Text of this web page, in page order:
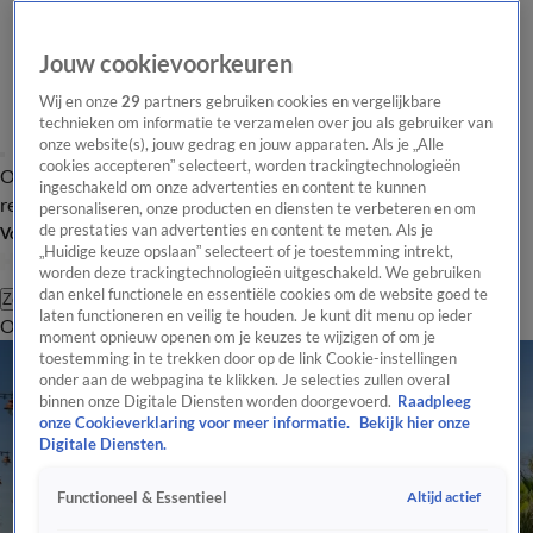
Overzicht Laatste nieuws Regionieuws Het beste van Hart
Tip de
redactie
Volg Hart van Nederland
Zoeken
OverzichtRegioUitzendingenWeerTip de redactiePanelVideo's
Jouw cookievoorkeuren
Wij en onze29 partners gebruiken cookies en vergelijkbare
technieken om informatie te verzamelen over jou als gebruiker van
onze website(s), jouw gedrag en jouw apparaten. Als je „Alle
cookies accepteren” selecteert, worden trackingtechnologieën
ingeschakeld om onze advertenties en content te kunnen
personaliseren, onze producten en diensten te verbeteren en om
de prestaties van advertenties en content te meten. Als je
„Huidige keuze opslaan” selecteert of je toestemming intrekt,
worden deze trackingtechnologieën uitgeschakeld. We gebruiken
dan enkel functionele en essentiële cookies om de website goed te
laten functioneren en veilig te houden. Je kunt dit menu op ieder
moment opnieuw openen om je keuzes te wijzigen of om je
toestemming in te trekken door op de link Cookie-instellingen
onder aan de webpagina te klikken. Je selecties zullen overal
binnen onze Digitale Diensten worden doorgevoerd. Raadpleeg
onze Cookieverklaring voor meer informatie.
Bekijk hier onze
Digitale Diensten.
Functioneel & Essentieel Altijd actief